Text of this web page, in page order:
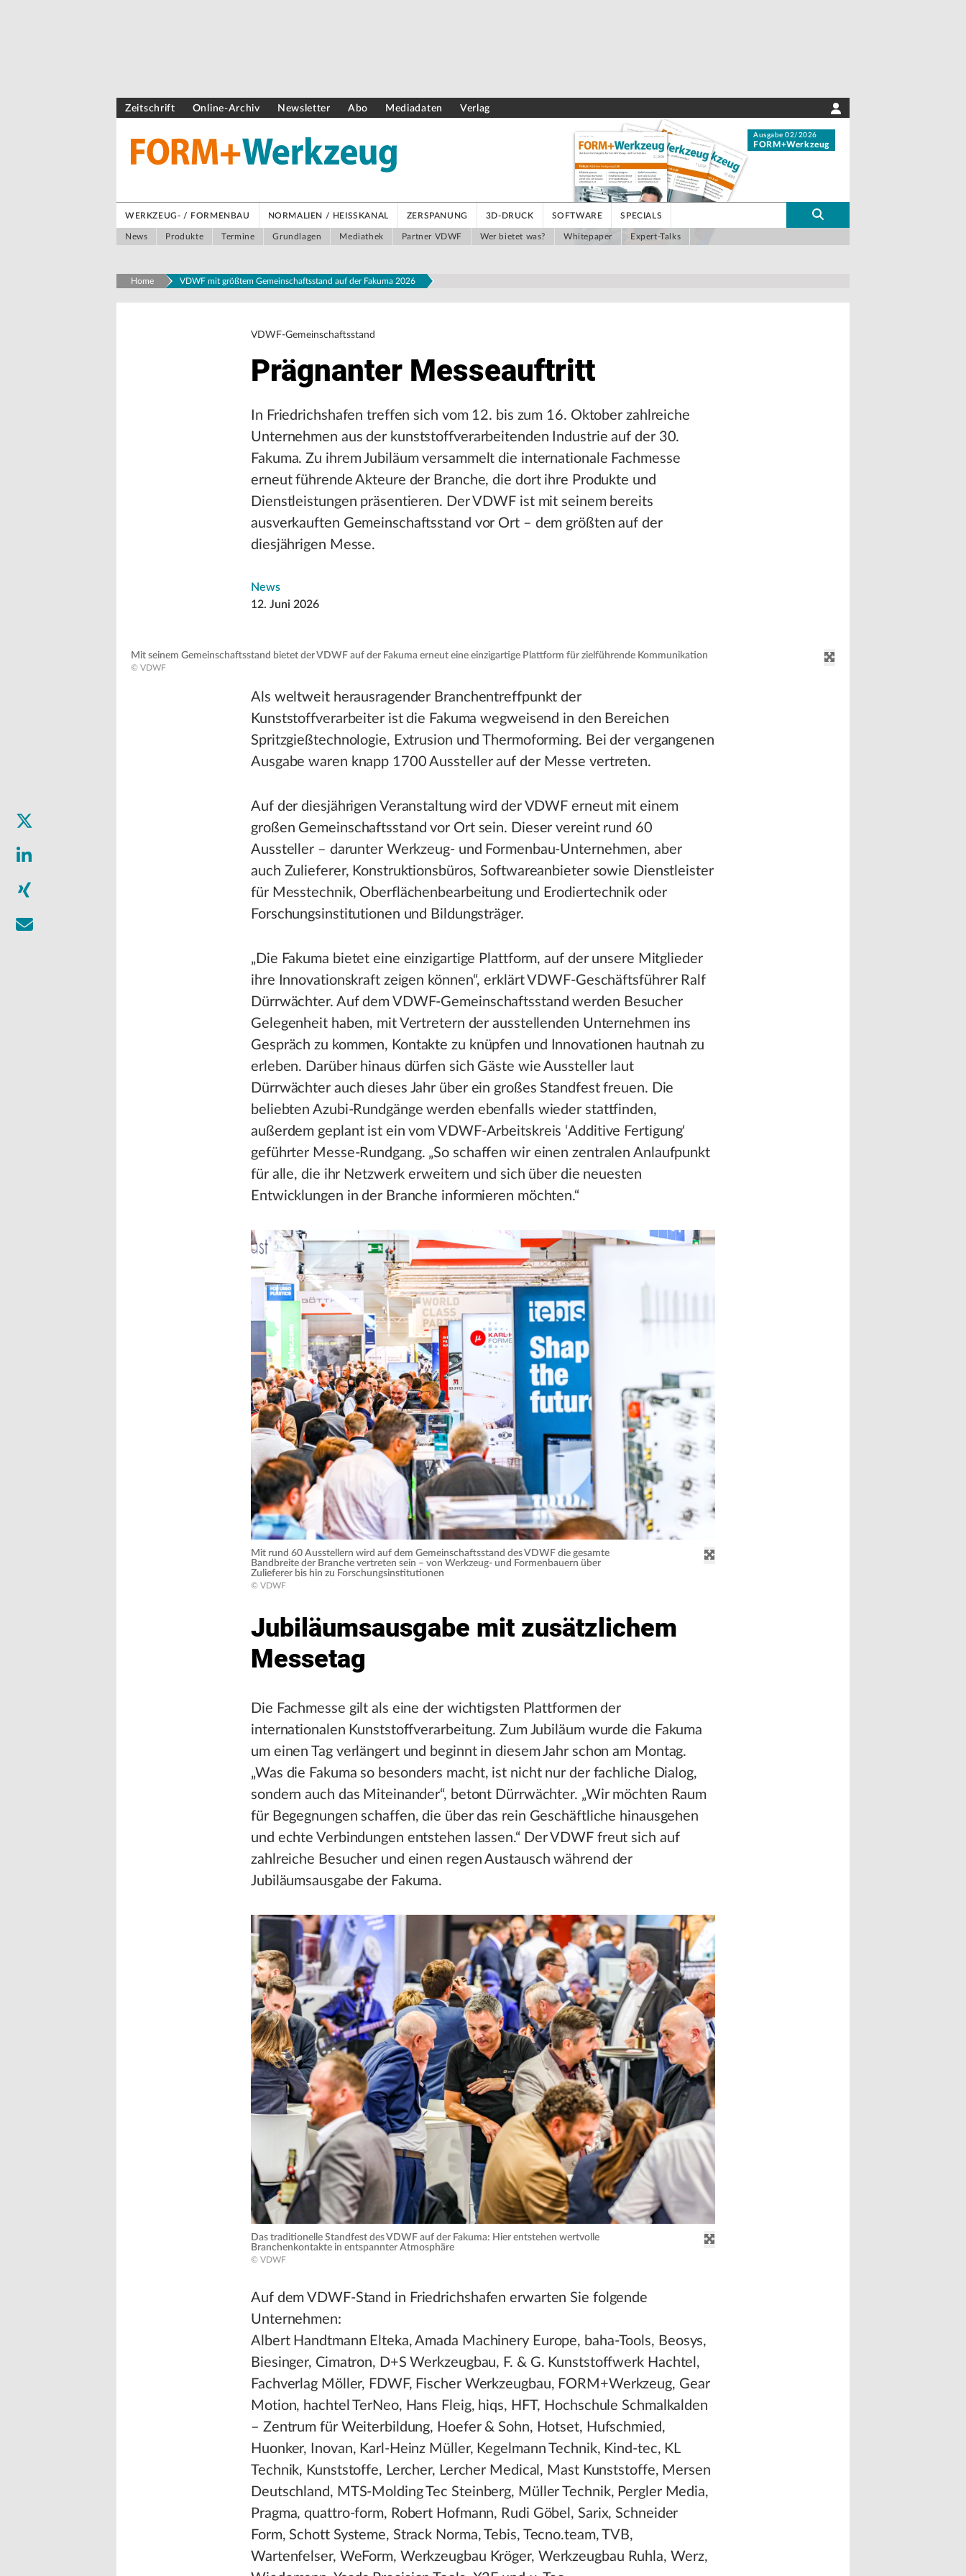
Zeitschrift Online-Archiv Newsletter Abo Mediadaten Verlag
Ausgabe 02/2026
FORM+Werkzeug
WERKZEUG- / FORMENBAU NORMALIEN / HEISSKANAL ZERSPANUNG 3D-DRUCK SOFTWARE SPECIALS
News Produkte Termine Grundlagen Mediathek Partner VDWF Wer bietet was? Whitepaper Expert-Talks
Home VDWF mit größtem Gemeinschaftsstand auf der Fakuma 2026
VDWF-Gemeinschaftsstand
Prägnanter Messeauftritt
In Friedrichshafen treffen sich vom 12. bis zum 16. Oktober zahlreiche
Unternehmen aus der kunststoffverarbeitenden Industrie auf der 30.
Fakuma. Zu ihrem Jubiläum versammelt die internationale Fachmesse
erneut führende Akteure der Branche, die dort ihre Produkte und
Dienstleistungen präsentieren. Der VDWF ist mit seinem bereits
ausverkauften Gemeinschaftsstand vor Ort – dem größten auf der
diesjährigen Messe.
News
12. Juni 2026
Mit seinem Gemeinschaftsstand bietet der VDWF auf der Fakuma erneut eine einzigartige Plattform für zielführende Kommunikation
© VDWF
Als weltweit herausragender Branchentreffpunkt der
Kunststoffverarbeiter ist die Fakuma wegweisend in den Bereichen
Spritzgießtechnologie, Extrusion und Thermoforming. Bei der vergangenen
Ausgabe waren knapp 1700 Aussteller auf der Messe vertreten.
Auf der diesjährigen Veranstaltung wird der VDWF erneut mit einem
großen Gemeinschaftsstand vor Ort sein. Dieser vereint rund 60
Aussteller – darunter Werkzeug- und Formenbau-Unternehmen, aber
auch Zulieferer, Konstruktionsbüros, Softwareanbieter sowie Dienstleister
für Messtechnik, Oberflächenbearbeitung und Erodiertechnik oder
Forschungsinstitutionen und Bildungsträger.
„Die Fakuma bietet eine einzigartige Plattform, auf der unsere Mitglieder
ihre Innovationskraft zeigen können“, erklärt VDWF-Geschäftsführer Ralf
Dürrwächter. Auf dem VDWF-Gemeinschaftsstand werden Besucher
Gelegenheit haben, mit Vertretern der ausstellenden Unternehmen ins
Gespräch zu kommen, Kontakte zu knüpfen und Innovationen hautnah zu
erleben. Darüber hinaus dürfen sich Gäste wie Aussteller laut
Dürrwächter auch dieses Jahr über ein großes Standfest freuen. Die
beliebten Azubi-Rundgänge werden ebenfalls wieder stattfinden,
außerdem geplant ist ein vom VDWF-Arbeitskreis ‘Additive Fertigung‘
geführter Messe-Rundgang. „So schaffen wir einen zentralen Anlaufpunkt
für alle, die ihr Netzwerk erweitern und sich über die neuesten
Entwicklungen in der Branche informieren möchten.“
Mit rund 60 Ausstellern wird auf dem Gemeinschaftsstand des VDWF die gesamte
Bandbreite der Branche vertreten sein – von Werkzeug- und Formenbauern über
Zulieferer bis hin zu Forschungsinstitutionen
© VDWF
Jubiläumsausgabe mit zusätzlichem
Messetag
Die Fachmesse gilt als eine der wichtigsten Plattformen der
internationalen Kunststoffverarbeitung. Zum Jubiläum wurde die Fakuma
um einen Tag verlängert und beginnt in diesem Jahr schon am Montag.
„Was die Fakuma so besonders macht, ist nicht nur der fachliche Dialog,
sondern auch das Miteinander“, betont Dürrwächter. „Wir möchten Raum
für Begegnungen schaffen, die über das rein Geschäftliche hinausgehen
und echte Verbindungen entstehen lassen.“ Der VDWF freut sich auf
zahlreiche Besucher und einen regen Austausch während der
Jubiläumsausgabe der Fakuma.
Das traditionelle Standfest des VDWF auf der Fakuma: Hier entstehen wertvolle
Branchenkontakte in entspannter Atmosphäre
© VDWF
Auf dem VDWF-Stand in Friedrichshafen erwarten Sie folgende
Unternehmen:
Albert Handtmann Elteka, Amada Machinery Europe, baha-Tools, Beosys,
Biesinger, Cimatron, D+S Werkzeugbau, F. & G. Kunststoffwerk Hachtel,
Fachverlag Möller, FDWF, Fischer Werkzeugbau, FORM+Werkzeug, Gear
Motion, hachtel TerNeo, Hans Fleig, hiqs, HFT, Hochschule Schmalkalden
– Zentrum für Weiterbildung, Hoefer & Sohn, Hotset, Hufschmied,
Huonker, Inovan, Karl-Heinz Müller, Kegelmann Technik, Kind-tec, KL
Technik, Kunststoffe, Lercher, Lercher Medical, Mast Kunststoffe, Mersen
Deutschland, MTS-Molding Tec Steinberg, Müller Technik, Pergler Media,
Pragma, quattro-form, Robert Hofmann, Rudi Göbel, Sarix, Schneider
Form, Schott Systeme, Strack Norma, Tebis, Tecno.team, TVB,
Wartenfelser, WeForm, Werkzeugbau Kröger, Werkzeugbau Ruhla, Werz,